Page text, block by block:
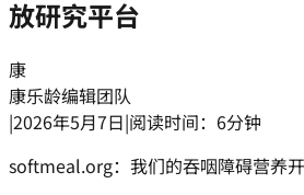
放研究平台
康
康乐龄编辑团队
|2026年5月7日|阅读时间：6分钟
softmeal.org：我们的吞咽障碍营养